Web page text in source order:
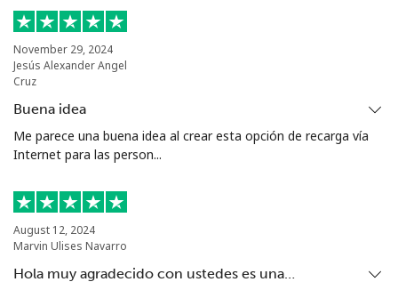
Argentina
Línea fija
Celular ⁦27.9c⁩ 35 min por ⁦$10⁩ ⁦22c⁩
Armenia
Línea fija
Celular ⁦45.5c⁩ 21 min por ⁦$10⁩
November 29, 2024
Jesús Alexander Angel
Cruz
Buena idea
Me parece una buena idea al crear esta opción de recarga vía
Internet para las person...
August 12, 2024
Marvin Ulises Navarro
Hola muy agradecido con ustedes es una…